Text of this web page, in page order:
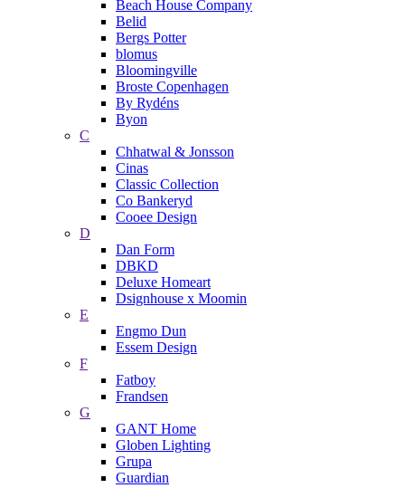
Beach House Company
Belid
Bergs Potter
blomus
Bloomingville
Broste Copenhagen
By Rydéns
Byon
C
Chhatwal & Jonsson
Cinas
Classic Collection
Co Bankeryd
Cooee Design
D
Dan Form
DBKD
Deluxe Homeart
Dsignhouse x Moomin
E
Engmo Dun
Essem Design
F
Fatboy
Frandsen
G
GANT Home
Globen Lighting
Grupa
Guardian